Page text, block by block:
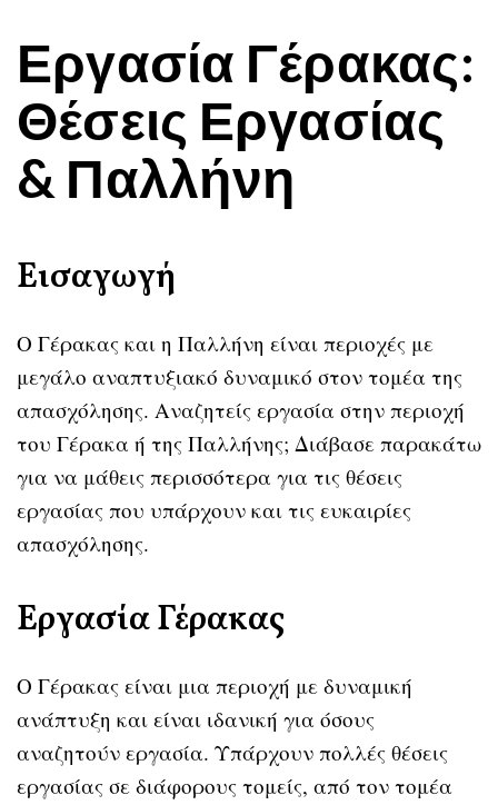
Εργασία Γέρακας:
Θέσεις Εργασίας
& Παλλήνη
Εισαγωγή
Ο Γέρακας και η Παλλήνη είναι περιοχές με
μεγάλο αναπτυξιακό δυναμικό στον τομέα της
απασχόλησης. Αναζητείς εργασία στην περιοχή
του Γέρακα ή της Παλλήνης; Διάβασε παρακάτω
για να μάθεις περισσότερα για τις θέσεις
εργασίας που υπάρχουν και τις ευκαιρίες
απασχόλησης.
Εργασία Γέρακας
Ο Γέρακας είναι μια περιοχή με δυναμική
ανάπτυξη και είναι ιδανική για όσους
αναζητούν εργασία. Υπάρχουν πολλές θέσεις
εργασίας σε διάφορους τομείς, από τον τομέα